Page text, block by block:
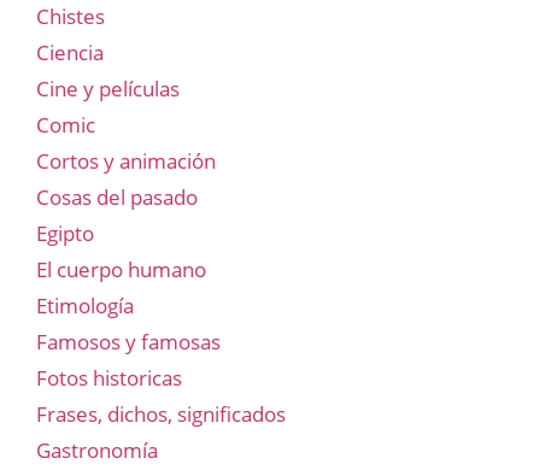
Chistes
Ciencia
Cine y películas
Comic
Cortos y animación
Cosas del pasado
Egipto
El cuerpo humano
Etimología
Famosos y famosas
Fotos historicas
Frases, dichos, significados
Gastronomía